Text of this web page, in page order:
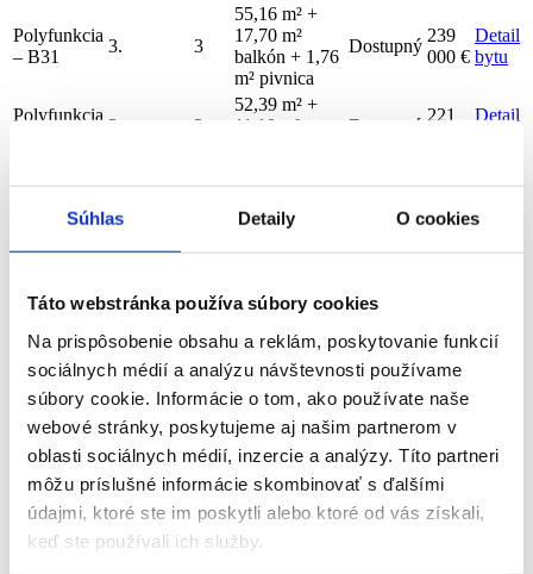
Súhlas Detaily O cookies
Táto webstránka používa súbory cookies
Na prispôsobenie obsahu a reklám, poskytovanie funkcií
sociálnych médií a analýzu návštevnosti používame
súbory cookie. Informácie o tom, ako používate naše
webové stránky, poskytujeme aj našim partnerom v
oblasti sociálnych médií, inzercie a analýzy. Títo partneri
môžu príslušné informácie skombinovať s ďalšími
údajmi, ktoré ste im poskytli alebo ktoré od vás získali,
keď ste používali ich služby.
Polyfunkcia
– B31
3. 3
55,16 m² +
17,70 m²
balkón + 1,76
m² pivnica
Dostupný
239
000 €
Detail
bytu
Polyfunkcia
3. 2
52,39 m² +
11,10 m²
Dostupný
221
Detail
balkón + 1,47
000 € bytu
– B34
3. 3
balkón + 1,47
Dostupný
Polyfunkcia
– B35
50,71 m² +
20,82 m²
balkón + 1,45
m² pivnica
Dostupný
224
000 €
Polyfunkcia
– B36
3. 2
50,04 m² +
11,04 m²
balkón + 1,47
m² pivnica
Dostupný
212
000 €
Detail
Polyfunkcia
47,33 m² +
20,82 m²